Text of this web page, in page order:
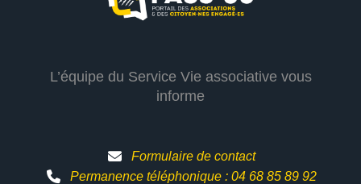
L’équipe du Service Vie associative vous
informe
Formulaire de contact
Permanence téléphonique : 04 68 85 89 92